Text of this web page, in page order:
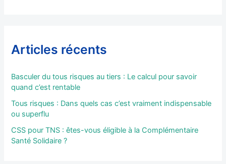
Articles récents
Basculer du tous risques au tiers : Le calcul pour savoir
quand c’est rentable
Tous risques : Dans quels cas c’est vraiment indispensable
ou superflu
CSS pour TNS : êtes-vous éligible à la Complémentaire
Santé Solidaire ?